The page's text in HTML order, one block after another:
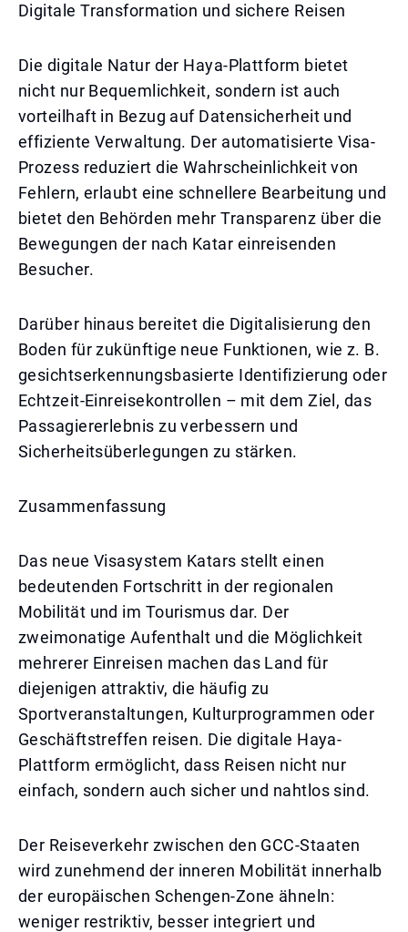
Digitale Transformation und sichere Reisen
Die digitale Natur der Haya-Plattform bietet
nicht nur Bequemlichkeit, sondern ist auch
vorteilhaft in Bezug auf Datensicherheit und
effiziente Verwaltung. Der automatisierte Visa-
Prozess reduziert die Wahrscheinlichkeit von
Fehlern, erlaubt eine schnellere Bearbeitung und
bietet den Behörden mehr Transparenz über die
Bewegungen der nach Katar einreisenden
Besucher.
Darüber hinaus bereitet die Digitalisierung den
Boden für zukünftige neue Funktionen, wie z. B.
gesichtserkennungsbasierte Identifizierung oder
Echtzeit-Einreisekontrollen – mit dem Ziel, das
Passagiererlebnis zu verbessern und
Sicherheitsüberlegungen zu stärken.
Zusammenfassung
Das neue Visasystem Katars stellt einen
bedeutenden Fortschritt in der regionalen
Mobilität und im Tourismus dar. Der
zweimonatige Aufenthalt und die Möglichkeit
mehrerer Einreisen machen das Land für
diejenigen attraktiv, die häufig zu
Sportveranstaltungen, Kulturprogrammen oder
Geschäftstreffen reisen. Die digitale Haya-
Plattform ermöglicht, dass Reisen nicht nur
einfach, sondern auch sicher und nahtlos sind.
Der Reiseverkehr zwischen den GCC-Staaten
wird zunehmend der inneren Mobilität innerhalb
der europäischen Schengen-Zone ähneln:
weniger restriktiv, besser integriert und